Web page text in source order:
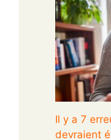
Il y a 7
devraient